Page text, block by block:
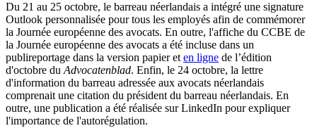
Du 21 au 25 octobre, le barreau néerlandais a intégré une signature
Outlook personnalisée pour tous les employés afin de commémorer
la Journée européenne des avocats. En outre, l'affiche du CCBE de
la Journée européenne des avocats a été incluse dans un
publireportage dans la version papier et en ligne de l’édition
d'octobre du Advocatenblad. Enfin, le 24 octobre, la lettre
d'information du barreau adressée aux avocats néerlandais
comprenait une citation du président du barreau néerlandais. En
outre, une publication a été réalisée sur LinkedIn pour expliquer
l'importance de l'autorégulation.